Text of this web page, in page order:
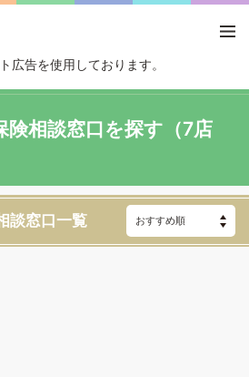
広告を使用しております。
川崎 川崎市川崎区
険相談窓口を探す（7店
談窓口一覧